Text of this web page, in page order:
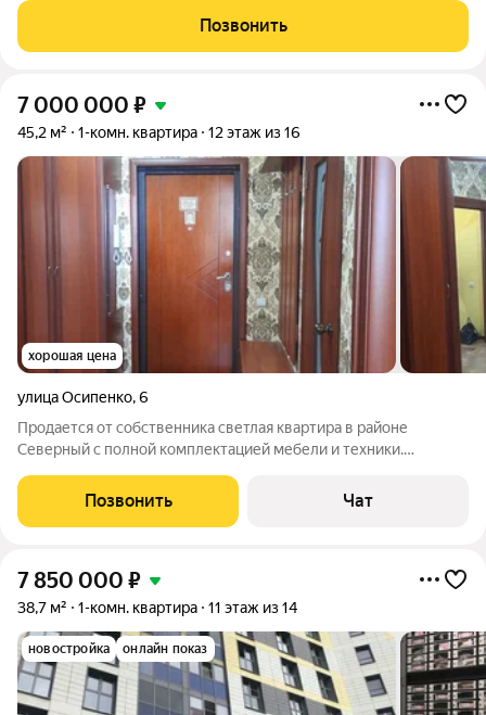
этажного, монолитного дома, очень уютная и теплая. Целый
день квартира
Позвонить
7 000 000 ₽
45,2 м² 1-комн. квартира 12 этаж из 16
хорошая цена
улица Осипенко,6
Продается от собственника светлая квартира в районе
Северный с полной комплектацией мебели и техники.
отлично развитой инфраструктурой. В шаговой доступности:
школы, детские сады, фитнес-центр,
Позвонить Чат
7 850 000 ₽
38,7 м² 1-комн. квартира 11 этаж из 14
новостройка онлайн показ